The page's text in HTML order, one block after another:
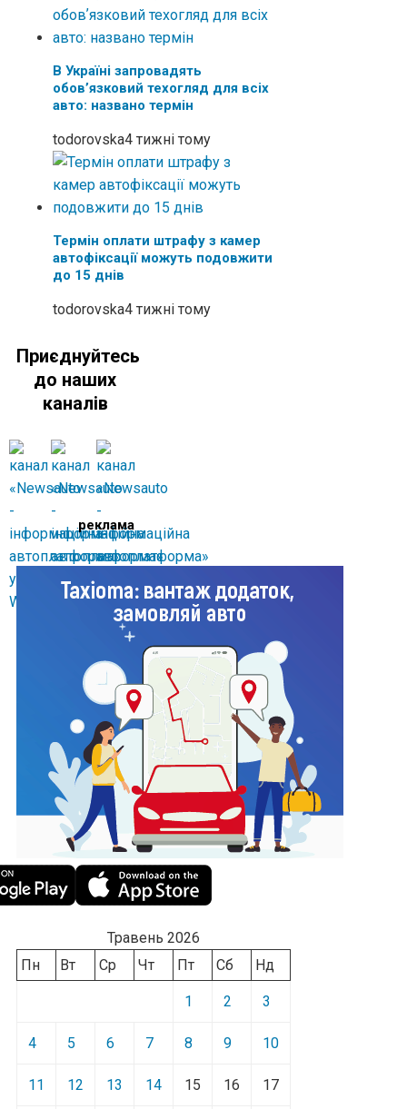
В Україні запровадять
обовʼязковий техогляд для всіх
авто: названо термін
todorovska4 тижні тому
Термін оплати штрафу з камер
автофіксації можуть подовжити
до 15 днів
todorovska4 тижні тому
Приєднуйтесь
до наших
каналів
реклама
Травень 2026
Пн
Вт Ср Чт Пт Сб Нд
1 2 3
4 5 6 7 8 9 10
11 12 13 14 15 16 17